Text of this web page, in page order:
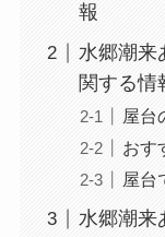
報
水郷潮来
関する情
屋台
おす
屋台
水郷潮来